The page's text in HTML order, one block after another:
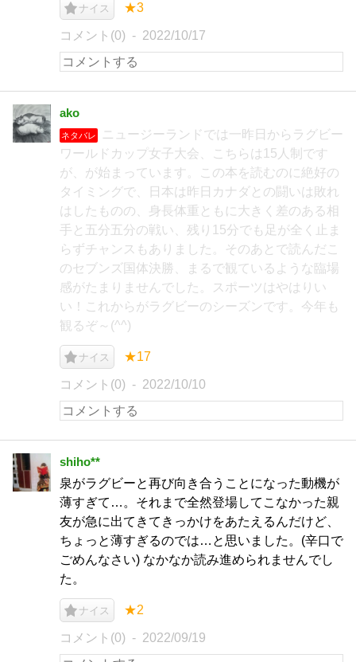
ナイス ★3
コメント(0) 2022/10/17
ako
ネタバレ
ニュージーランドでは一昨日からラグビー
ワールドカップ女子大会、こちらは15人制です
が、が始まっています。この本を読むのに絶好の
タイミングで、日本は昨日カナダとの闘いは敗れ
はしたものの、身長体重ともに大きく差のある相
手と五分五分の戦い、残り15分でも足が全く止ま
らずチャンスもありました。そのあとで読んだこ
のセブンズ国体決勝、まるで観ているような臨場
感がたまりませんでした。スポーツはやはりい
い！これからがラグビーのシーズンです。今年も
観るぞ～(^^)
ナイス ★17
コメント(0) 2022/10/10
shiho**
泉がラグビーと再び向き合うことになった動機が
薄すぎて…。それまで全然登場してこなかった親
友が急に出てきてきっかけをあたえるんだけど、
ちょっと薄すぎるのでは…と思いました。(辛口で
ごめんなさい) なかなか読み進められませんでし
た。
ナイス ★2
コメント(0) 2022/09/19